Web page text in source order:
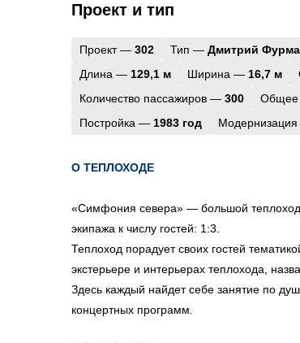
Проект и тип
Проект — 302 Тип — Дмитрий
Длина — 129,1 м Ширина — 16,7 м
Количество пассажиров — 300 Общее
Постройка — 1983 год
О ТЕПЛОХОДЕ
«Симфония севера» — большой
экипажа к числу гостей: 1:3.
Теплоход порадует своих гостей
экстерьере и интерьерах теплохода,
Здесь каждый найдет себе занятие по
концертных программ